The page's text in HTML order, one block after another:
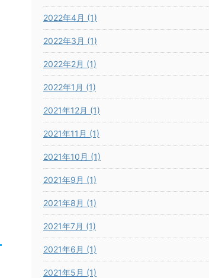
2022年4月 (1)
2022年3月 (1)
2022年2月 (1)
2022年1月 (1)
2021年12月 (1)
2021年11月 (1)
2021年10月 (1)
2021年9月 (1)
2021年8月 (1)
2021年7月 (1)
2021年6月 (1)
2021年5月 (1)